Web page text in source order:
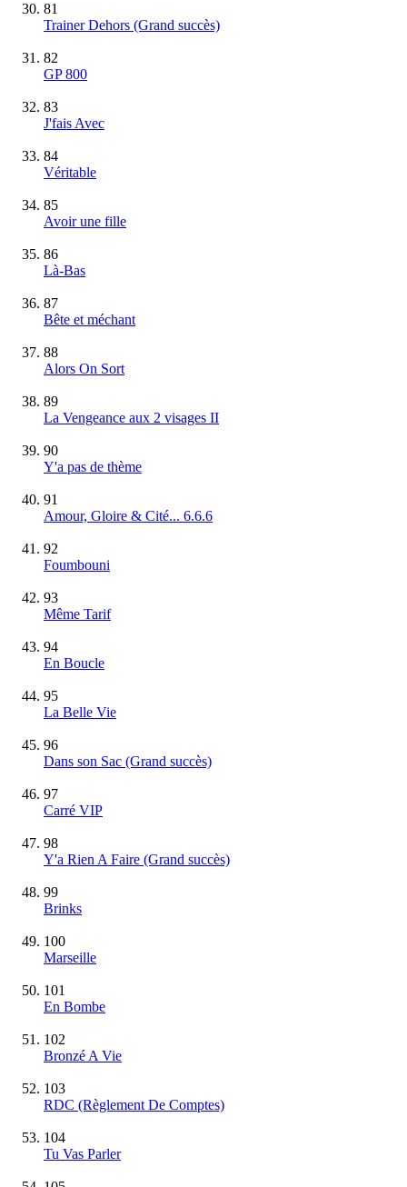
81
Trainer Dehors (Grand succès)
82
GP 800
83
J'fais Avec
84
Véritable
85
Avoir une fille
86
Là-Bas
87
Bête et méchant
88
Alors On Sort
89
La Vengeance aux 2 visages II
90
Y'a pas de thème
91
Amour, Gloire & Cité... 6.6.6
92
Foumbouni
93
Même Tarif
94
En Boucle
95
La Belle Vie
96
Dans son Sac (Grand succès)
97
Carré VIP
98
Y'a Rien A Faire (Grand succès)
99
Brinks
100
Marseille
101
En Bombe
102
Bronzé A Vie
103
RDC (Règlement De Comptes)
104
Tu Vas Parler